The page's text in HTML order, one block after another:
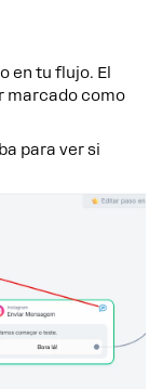
en tu flujo. El
marcado como
para ver si